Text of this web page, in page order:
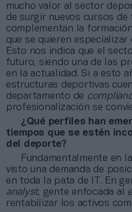
mucho valor al sector
de surgir nuevos cursos
complementan la
que se quieren
Esto nos indica que el
futuro, siendo una de las
en la actualidad. Si a esto
estructuras deportivas
departamento de
profesionalización se
¿Qué perfiles han
tiempos que se estén
del deporte?
Fundamentalmente en
visto una demanda de
en toda la pata de IT. En
analyst, gente enfocada al
rentabilizar los activos